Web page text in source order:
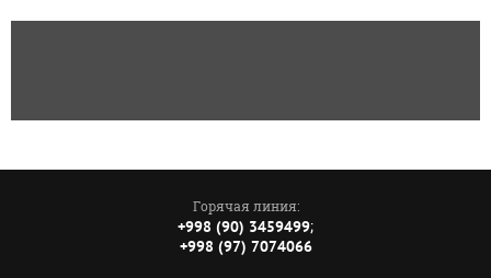
Горячая линия:
+998 (90) 3459499;
+998 (97) 7074066